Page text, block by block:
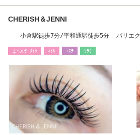
CHERISH＆JENNI
小倉駅徒歩7分/平和通駅徒歩5分 パリエ
まつげ･ﾒｲｸ ﾈｲﾙ ｴｽﾃ ﾘﾗｸ